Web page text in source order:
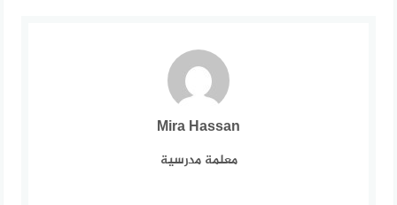
Mira Hassan
معلمة مدرسية